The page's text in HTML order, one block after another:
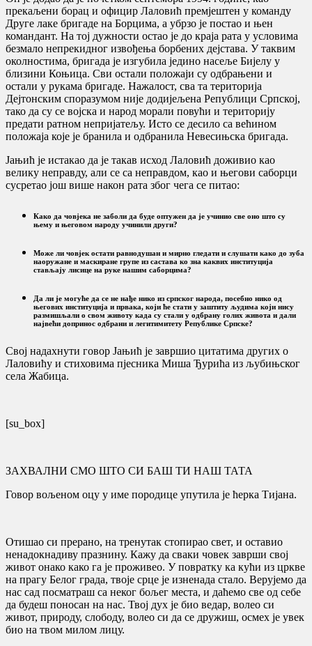
прекаљени борац и официр Лаловић премјештен у команду
Друге лаке бригаде на Борцима, а убрзо је постао и њен
командант. На тој дужности остао је до краја рата у условима
безмало непрекидног извођења борбених дејстава. У таквим
околностима, бригада је изгубила једино насеље Бијелу у
близини Коњица. Сви остали положаји су одбрањени и
остали у рукама бригаде. Нажалост, сва та територија
Дејтонским споразумом није додијељена Републици Српској,
тако да су се војска и народ морали повући и територију
предати ратном непријатељу. Исто се десило са већином
положаја које је бранила и одбранила Невесињска бригада.
Јањић је истакао да је такав исход Лаловић доживио као
велику неправду, али се са неправдом, као и његови саборци
сусретао још више након рата због чега се питао:
Како да човјека не заболи да буде оптужен да је учинио све оно што су
њему и његовом народу учинили други?
Може ли човјек остати равнодушан и мирно гледати и слушати како до зуба
наоружане и маскиране групе из састава ко зна каквих институција
стављају лисице на руке нашим саборцима?
Да ли је могуће да се не нађе нико из српског народа, посебно нико од
његових институција и првака, који ће стати у заштиту људима који нису
размишљали о свом животу када су стали у одбрану голих живота и дали
највећи допринос одбрани и легитимитету Републике Српске?
Свој надахнути говор Јањић је завршио цитатима других о
Лаловићу и стиховима пјесника Миша Ђурића из љубињског
села Жабица.
[su_box]
ЗАХВАЛНИ СМО ШТО СИ БАШ ТИ НАШ ТАТА
Говор вољеном оцу у име породице упутила је ћерка Тијана.
Отишао си прерано, на тренутак стопирао свет, и оставио
ненадокнадиву празнину. Кажу да сваки човек заврши свој
живот онако како га је проживео. У повратку ка кући из цркве
на прагу Белог града, твоје срце је изненада стало. Верујемо да
нас сад посматраш са неког бољег места, и даћемо све од себе
да будеш поносан на нас. Твој дух је био ведар, волео си
живот, природу, слободу, волео си да се дружиш, осмех је увек
био на твом милом лицу.